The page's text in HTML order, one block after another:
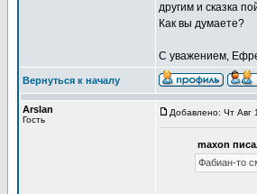
другим и сказка
Как вы думаете?
С уважением,
Вернуться к началу
Arslan
Гость
Добавлено: Чт Авг
maxon
Фабиан-то